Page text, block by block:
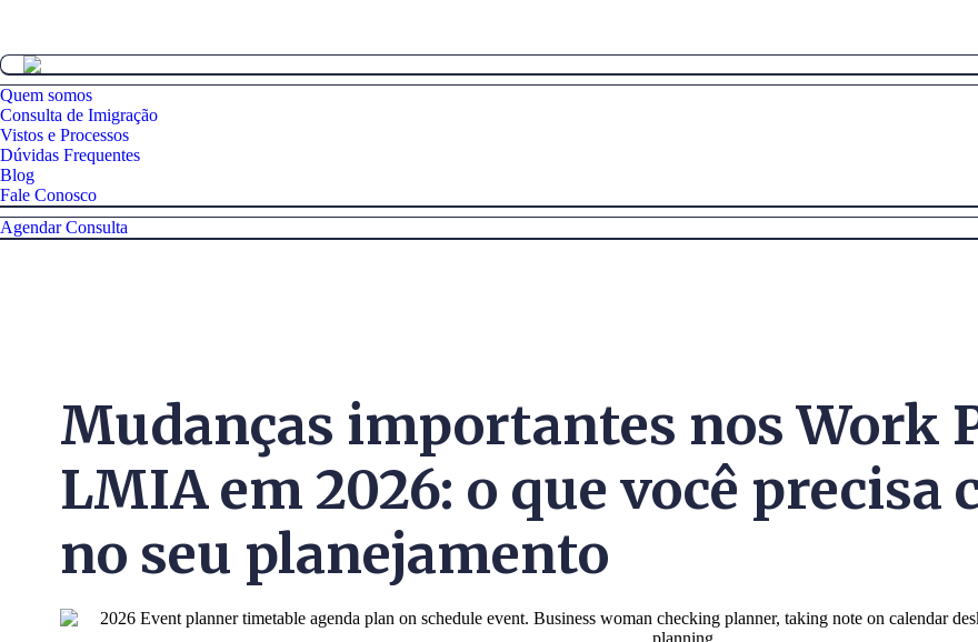
Quem somos
Consulta de Imigração
Vistos e Processos
Dúvidas Frequentes
Blog
Fale Conosco
Agendar Consulta
Mudanças importantes nos Work
LMIA em 2026: o que você precisa
no seu planejamento